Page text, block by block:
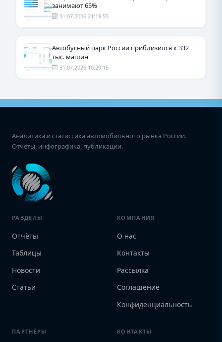
занимают 65%
31.07.2026 21:19:55
Автобусный парк России приблизился к 332
тыс. машин
31.07.2026 10:29:15
Аналитика и статистика автомобильного рынка России.
Отчёты, инфографика, публикации.
РАЗДЕЛЫ
Отчёты
Таблицы
Новости
Статьи
КОМПАНИЯ
О нас
Контакты
Рассылка
Соглашение
Конфиденциальность
ПАРТНЁРЫ КОНТАКТЫ